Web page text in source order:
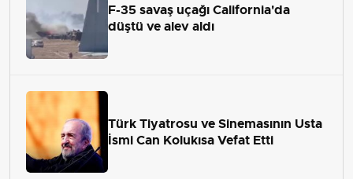
F-35 savaş uçağı California'da
düştü ve alev aldı
Türk Tiyatrosu ve Sinemasının Usta
İsmi Can Kolukısa Vefat Etti